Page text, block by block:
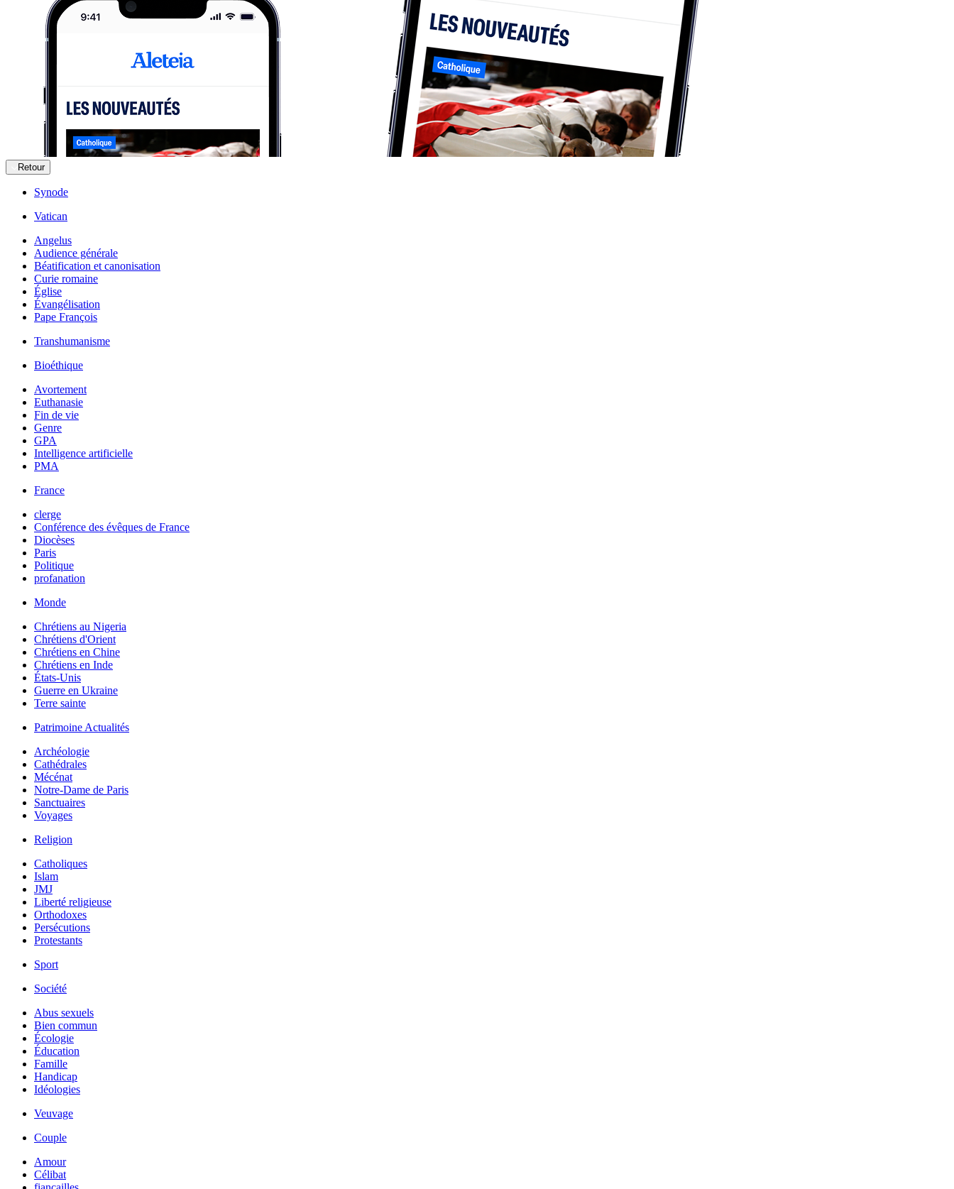
Retour
Synode
Vatican
Angelus
Audience générale
Béatification et canonisation
Curie romaine
Église
Évangélisation
Pape François
Transhumanisme
Bioéthique
Avortement
Euthanasie
Fin de vie
Genre
GPA
Intelligence artificielle
PMA
France
clerge
Conférence des évêques de France
Diocèses
Paris
Politique
profanation
Monde
Chrétiens au Nigeria
Chrétiens d'Orient
Chrétiens en Chine
Chrétiens en Inde
États-Unis
Guerre en Ukraine
Terre sainte
Patrimoine Actualités
Archéologie
Cathédrales
Mécénat
Notre-Dame de Paris
Sanctuaires
Voyages
Religion
Catholiques
Islam
JMJ
Liberté religieuse
Orthodoxes
Persécutions
Protestants
Sport
Société
Abus sexuels
Bien commun
Écologie
Éducation
Famille
Handicap
Idéologies
Veuvage
Couple
Amour
Célibat